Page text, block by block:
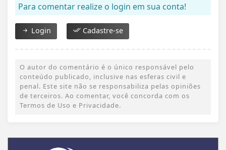
Para comentar realize o login em sua conta!
Login Cadastre-se
O autor do comentário é o único responsável pelo
conteúdo publicado, inclusive nas esferas civil e
penal. Este site não se responsabiliza pelas opiniões
de terceiros. Ao comentar, você concorda com os
Termos de Uso e Privacidade.